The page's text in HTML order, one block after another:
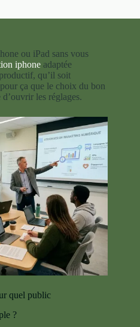
ou iPad sans vous
iphone adaptée
qu’il soit
ça que le choix du bon
les réglages.
quel public
?